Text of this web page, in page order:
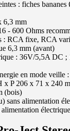
: fiches
6,3 mm
- 600 Ohms
: RCA fixe, RCA
6,3 mm (avant)
: 36V/5,5A DC ;
en mode veille
x P 206 x 71 x 240
(bois)
sans alimentation
électrique